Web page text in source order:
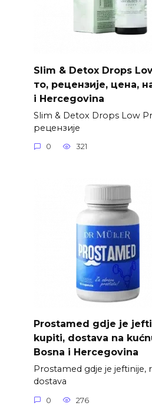
Slim & Detox Drops
то, рецензије, цена,
i Hercegovina
Slim & Detox Drops Low
рецензије
0 321
Prostamed gdje je
kupiti, dostava na
Bosna i Hercegovina
Prostamed gdje je jeftinije,
dostava
0 276